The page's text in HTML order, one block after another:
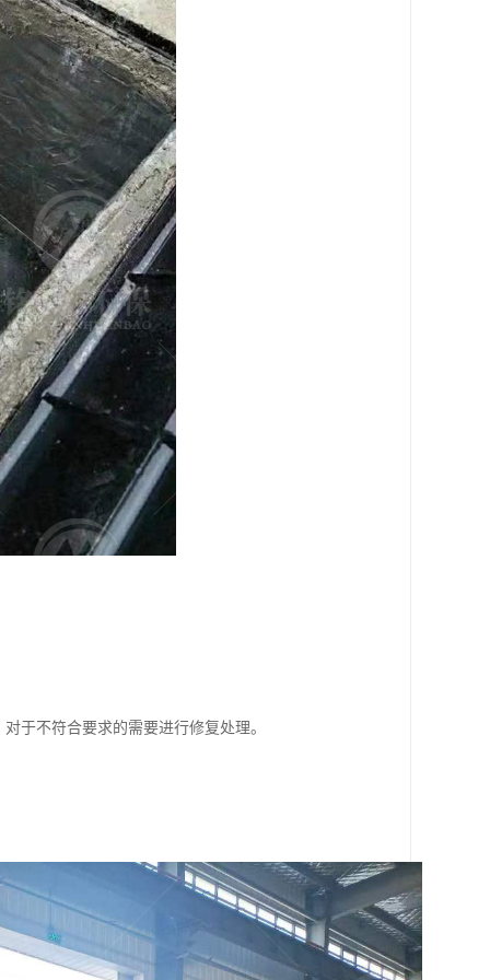
于不符合要求的需要进行修复处理。